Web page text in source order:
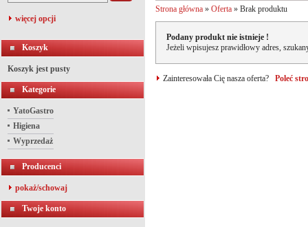
więcej opcji
Koszyk
Koszyk jest pusty
Kategorie
YatoGastro
Higiena
Wyprzedaż
Producenci
pokaż/schowaj
Twoje konto
Strona główna » Oferta » Brak produktu
Podany produkt nie istnieje !
Jeżeli wpisujesz prawidłowy adres,
Zainteresowała Cię nasza oferta? Poleć